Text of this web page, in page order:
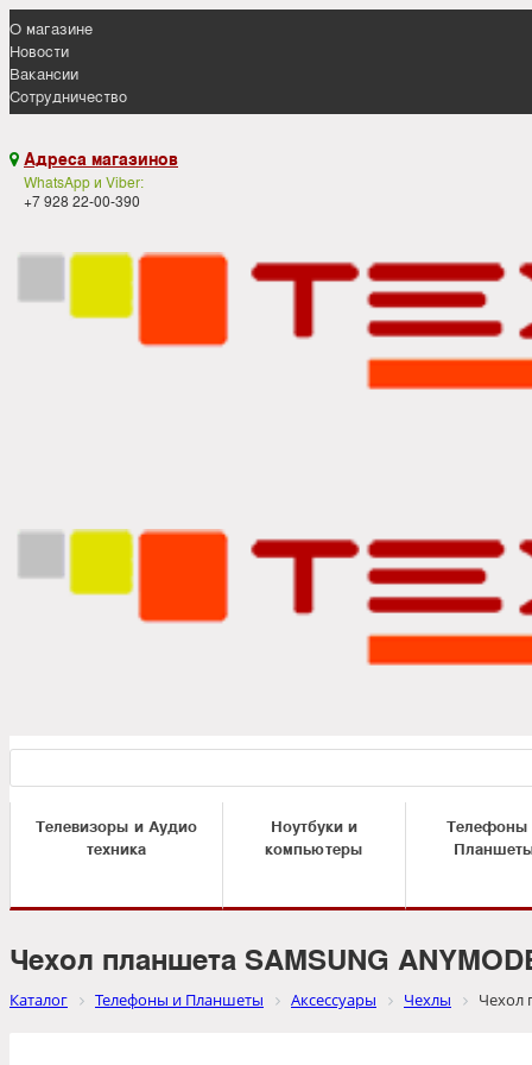
О магазине
Новости
Вакансии
Сотрудничество
 Адреса магазинов
WhatsApp и Viber:
+7 928 22-00-390
Телевизоры и Аудио
техника
Ноутбуки и
компьютеры
Телефоны
Чехол планшета SAMSUNG
Каталог Телефоны и Планшеты Аксессуары Чехлы Чехол